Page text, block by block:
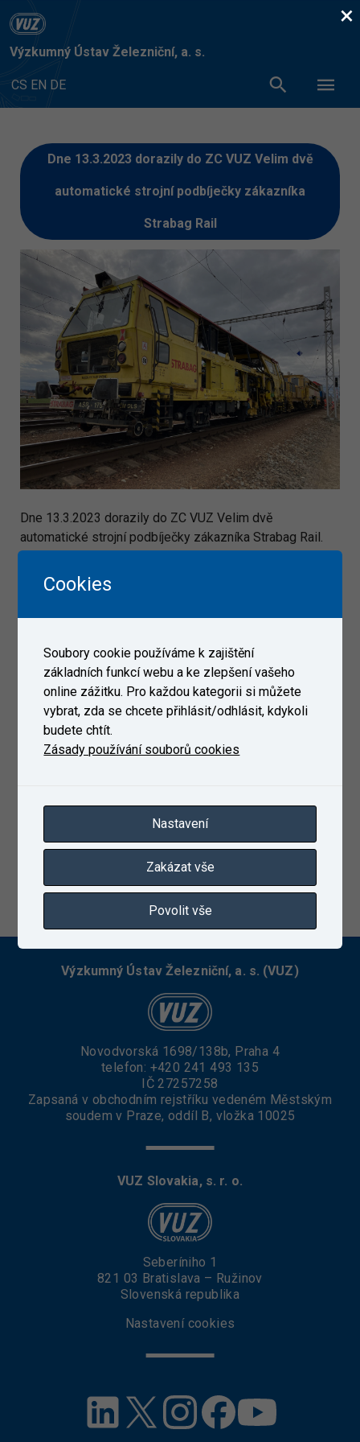
Výzkumný Ústav Železniční, a. s.
CS EN DE
Dne 13.3.2023 dorazily do ZC VUZ Velim dvě
automatické strojní podbíječky zákazníka
Strabag Rail
Dne 13.3.2023 dorazily do ZC VUZ Velim dvě
automatické strojní podbíječky zákazníka Strabag Rail.
Výzkumný Ústav Železniční, a. s. (VUZ)
Novodvorská 1698/138b, Praha 4
telefon: +420 241 493 135
IČ 27257258
Zapsaná v obchodním rejstříku vedeném Městským
soudem v Praze, oddíl B, vložka 10025
VUZ Slovakia, s. r. o.
Seberíniho 1
821 03 Bratislava – Ružinov
Slovenská republika
Nastavení cookies
×
Cookies
Soubory cookie používáme k zajištění
základních funkcí webu a ke zlepšení vašeho
online zážitku. Pro každou kategorii si můžete
vybrat, zda se chcete přihlásit/odhlásit, kdykoli
budete chtít.
Zásady používání souborů cookies
Nastavení
Zakázat vše
Povolit vše